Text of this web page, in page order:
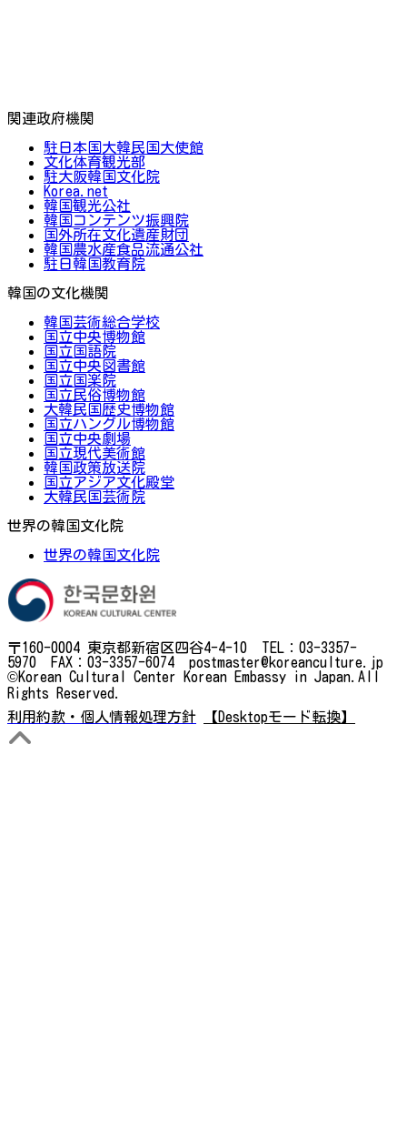
関連政府機関
駐日本国大韓民国大使館
文化体育観光部
駐大阪韓国文化院
Korea.net
韓国観光公社
韓国コンテンツ振興院
国外所在文化遺産財団
韓国農水産食品流通公社
駐日韓国教育院
韓国の文化機関
韓国芸術総合学校
国立中央博物館
国立国語院
国立中央図書館
国立国楽院
国立民俗博物館
大韓民国歴史博物館
国立ハングル博物館
国立中央劇場
国立現代美術館
韓国政策放送院
国立アジア文化殿堂
大韓民国芸術院
世界の韓国文化院
世界の韓国文化院
〒160-0004 東京都新宿区四谷4-4-10 TEL：03-3357-
5970 FAX：03-3357-6074 postmaster@koreanculture.jp
©Korean Cultural Center Korean Embassy in Japan.All
Rights Reserved.
利用約款・個人情報処理方針
【Desktopモード転換】